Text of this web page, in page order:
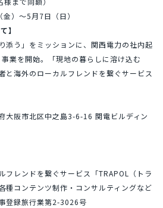
）～5月7日（日）
】
添う」をミッションに、関西電力の社内起
業を開始。「現地の暮らしに溶け込む
と海外のローカルフレンドを繋ぐサービス
大阪市北区中之島3-6-16 関電ビルディン
フレンドを繋ぐサービス「TRAPOL（トラ
種コンテンツ制作・コンサルティングなど
登録旅行業第2-3026号